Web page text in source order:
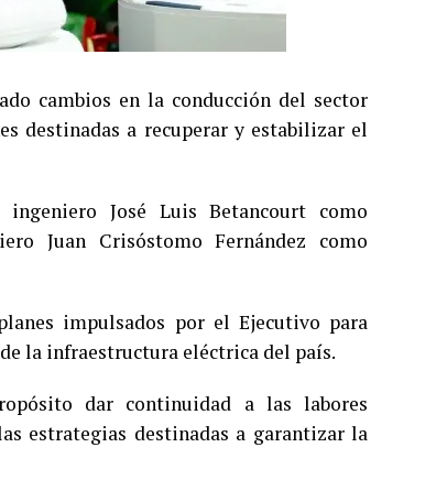
cambios en la conducción del sector
destinadas a recuperar y estabilizar el
José Luis Betancourt como
Juan Crisóstomo Fernández como
impulsados por el Ejecutivo para
la infraestructura eléctrica del país.
dar continuidad a las labores
estrategias destinadas a garantizar la